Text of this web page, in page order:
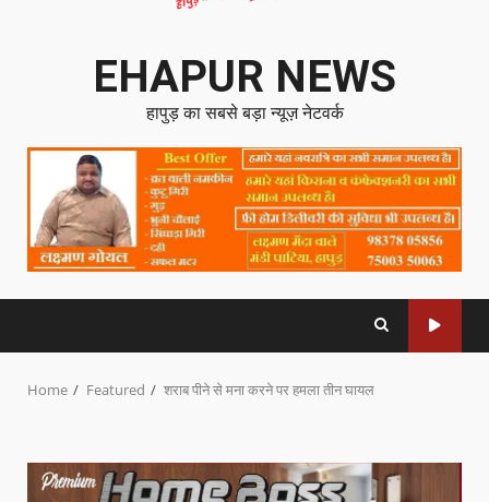
EHAPUR NEWS
हापुड़ का सबसे बड़ा न्यूज़ नेटवर्क
Home Featured शराब पीने से मना करने पर हमला तीन घायल